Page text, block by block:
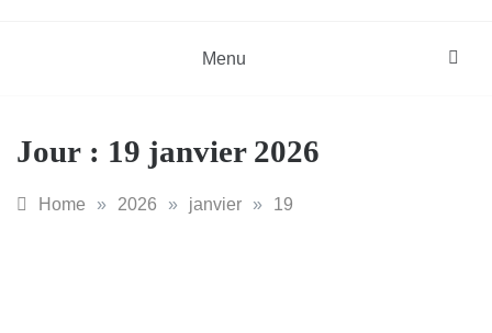
Menu
Jour : 19 janvier 2026
Home » 2026 » janvier » 19